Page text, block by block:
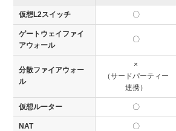
仮想L2スイッチ 〇
ゲートウェイファイ
アウォール
〇
分散ファイアウォー
ル
×
（サードパーティー
連携）
仮想ルーター 〇
NAT 〇